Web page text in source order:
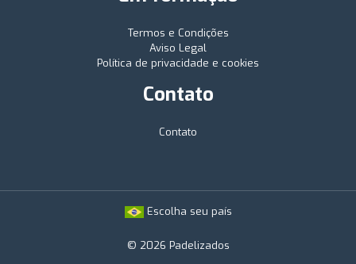
Termos e Condições
Aviso Legal
Política de privacidade e cookies
Contato
Contato
Escolha seu país
© 2026 Padelizados